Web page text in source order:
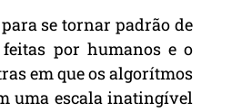
se tornar padrão de
por humanos e o
em que os algorítmos
uma escala inatingível